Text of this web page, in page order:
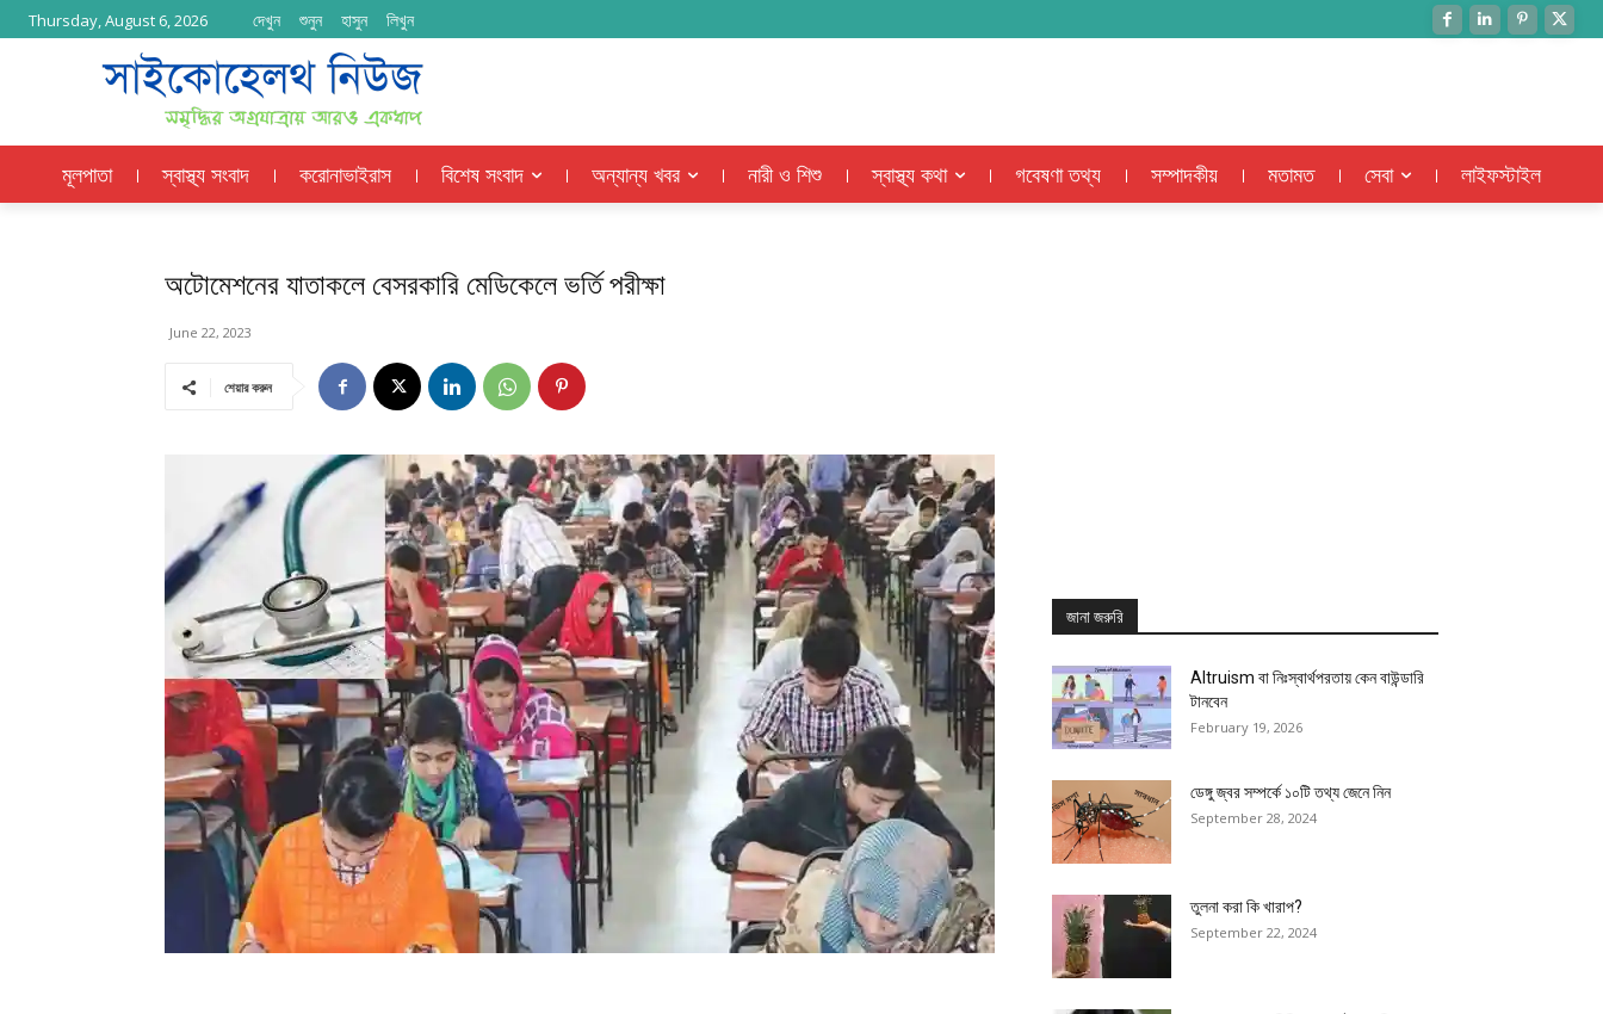
Thursday, August 6, 2026 দেখুন শুনুন হাসুন লিখুন
মূলপাতা স্বাস্থ্য সংবাদ করোনাভাইরাস বিশেষ সংবাদ অন্যান্য খবর নারী ও শিশু স্বাস্থ্য কথা গবেষণা তথ্য সম্পাদকীয় মতামত সেবা লাইফস্টাইল
অটোমেশনের যাতাকলে বেসরকারি মেডিকেলে ভর্তি পরীক্ষা
June 22, 2023
শেয়ার করুন
জানা জরুরি
Altruism বা নিঃস্বার্থপরতায় কেন বাউন্ডারি
টানবেন
February 19, 2026
ডেঙ্গু জ্বর সম্পর্কে ১০টি তথ্য জেনে নিন
September 28, 2024
তুলনা করা কি খারাপ?
September 22, 2024